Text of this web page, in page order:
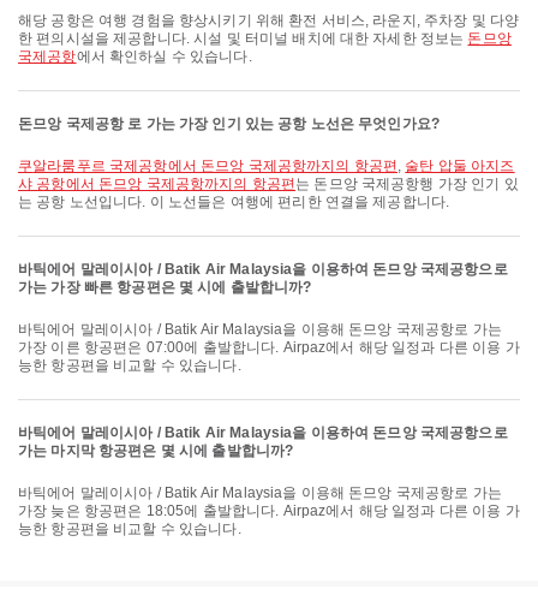
해당 공항은 여행 경험을 향상시키기 위해 환전 서비스, 라운지, 주차장 및 다양
한 편의시설을 제공합니다. 시설 및 터미널 배치에 대한 자세한 정보는 돈므앙
국제공항에서 확인하실 수 있습니다.
돈므앙 국제공항 로 가는 가장 인기 있는 공항 노선은 무엇인가요?
쿠알라룸푸르 국제공항에서 돈므앙 국제공항까지의 항공편 , 술탄 압둘 아지즈
샤 공항에서 돈므앙 국제공항까지의 항공편 는 돈므앙 국제공항행 가장 인기 있
는 공항 노선입니다. 이 노선들은 여행에 편리한 연결을 제공합니다.
바틱에어 말레이시아 / Batik Air Malaysia을 이용하여 돈므앙 국제공항으로
가는 가장 빠른 항공편은 몇 시에 출발합니까?
바틱에어 말레이시아 / Batik Air Malaysia을 이용해 돈므앙 국제공항로 가는
가장 이른 항공편은 07:00에 출발합니다. Airpaz에서 해당 일정과 다른 이용 가
능한 항공편을 비교할 수 있습니다.
바틱에어 말레이시아 / Batik Air Malaysia을 이용하여 돈므앙 국제공항으로
가는 마지막 항공편은 몇 시에 출발합니까?
바틱에어 말레이시아 / Batik Air Malaysia을 이용해 돈므앙 국제공항로 가는
가장 늦은 항공편은 18:05에 출발합니다. Airpaz에서 해당 일정과 다른 이용 가
능한 항공편을 비교할 수 있습니다.